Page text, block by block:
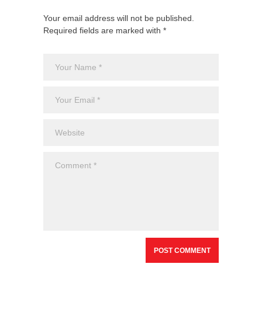
Your email address will not be published.
Required fields are marked with *